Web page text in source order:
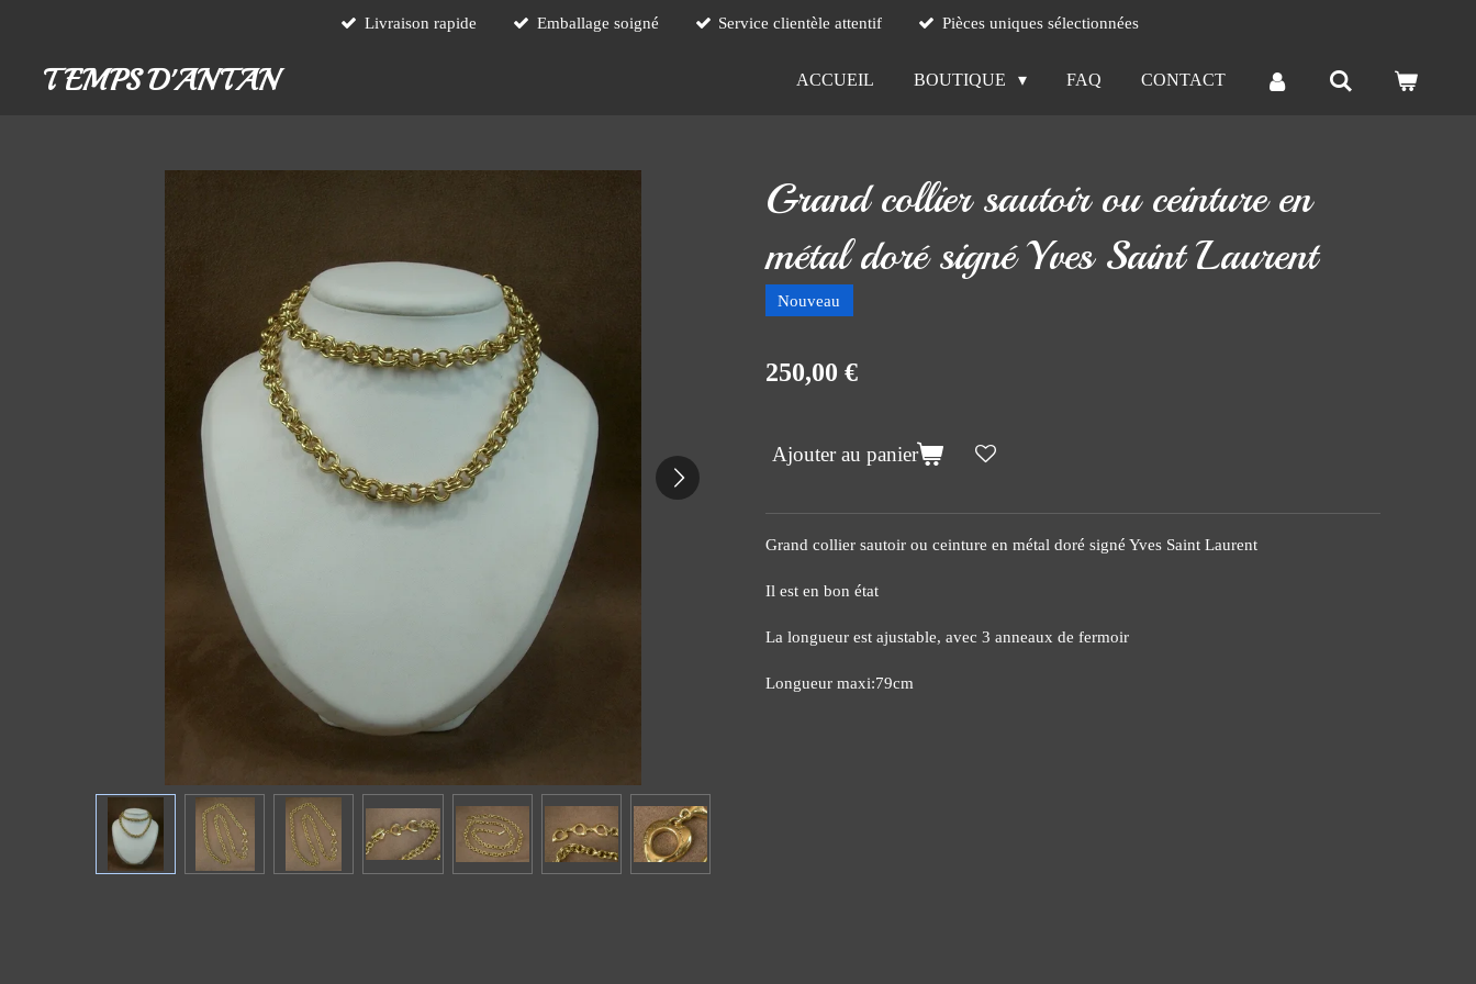
contenu
Livraison rapide Emballage soigné Service clientèle attentif Pièces uniques sélectionnées
TEMPS D'ANTAN ACCUEIL BOUTIQUE FAQ CONTACT
Grand collier sautoir ou ceinture en
métal doré signé Yves Saint Laurent
Nouveau
250,00 €
Ajouter au panier
Grand collier sautoir ou ceinture en métal doré signé Yves Saint Laurent
Il est en bon état
La longueur est ajustable, avec 3 anneaux de fermoir
Longueur maxi:79cm